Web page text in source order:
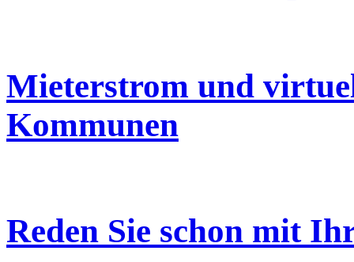
Mieterstrom und
Kommunen
Reden Sie schon mit